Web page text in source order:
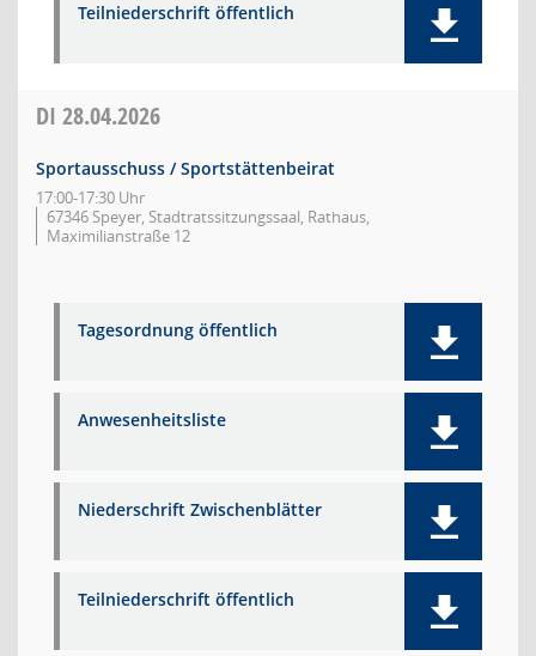
Teilniederschrift öffentlich
DI 28.04.2026
Sportausschuss / Sportstättenbeirat
17:00-17:30 Uhr
67346 Speyer, Stadtratssitzungssaal, Rathaus,
Maximilianstraße 12
Tagesordnung öffentlich
Anwesenheitsliste
Niederschrift Zwischenblätter
Teilniederschrift öffentlich